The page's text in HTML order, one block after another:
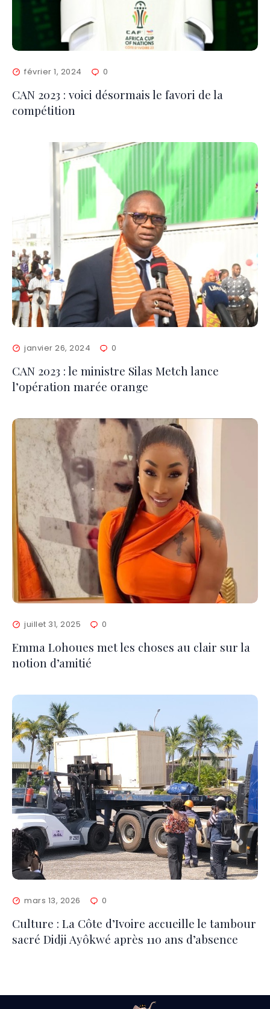
février 1, 2024 0
CAN 2023 : voici désormais le favori de la
compétition
janvier 26, 2024 0
CAN 2023 : le ministre Silas Metch lance
l’opération marée orange
juillet 31, 2025 0
Emma Lohoues met les choses au clair sur la
notion d’amitié
mars 13, 2026 0
Culture : La Côte d’Ivoire accueille le tambour
sacré Didji Ayôkwé après 110 ans d’absence